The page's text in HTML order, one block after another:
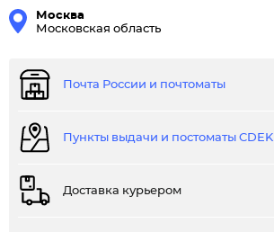
Москва
Московская область
Почта России и почтоматы
Пункты выдачи и постоматы CDEK
Доставка курьером